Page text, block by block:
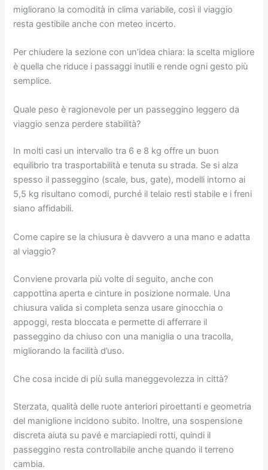
migliorano la comodità in clima variabile, così il viaggio
resta gestibile anche con meteo incerto.
Per chiudere la sezione con un’idea chiara: la scelta migliore
è quella che riduce i passaggi inutili e rende ogni gesto più
semplice.
Quale peso è ragionevole per un passeggino leggero da
viaggio senza perdere stabilità?
In molti casi un intervallo tra 6 e 8 kg offre un buon
equilibrio tra trasportabilità e tenuta su strada. Se si alza
spesso il passeggino (scale, bus, gate), modelli intorno ai
5,5 kg risultano comodi, purché il telaio resti stabile e i freni
siano affidabili.
Come capire se la chiusura è davvero a una mano e adatta
al viaggio?
Conviene provarla più volte di seguito, anche con
cappottina aperta e cinture in posizione normale. Una
chiusura valida si completa senza usare ginocchia o
appoggi, resta bloccata e permette di afferrare il
passeggino da chiuso con una maniglia o una tracolla,
migliorando la facilità d’uso.
Che cosa incide di più sulla maneggevolezza in città?
Sterzata, qualità delle ruote anteriori piroettanti e geometria
del maniglione incidono subito. Inoltre, una sospensione
discreta aiuta su pavé e marciapiedi rotti, quindi il
passeggino resta controllabile anche quando il terreno
cambia.